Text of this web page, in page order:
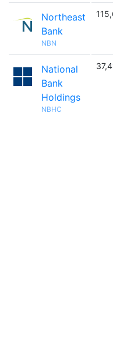
Northeast
Bank
NBN
National
Bank
Holdings
NBHC